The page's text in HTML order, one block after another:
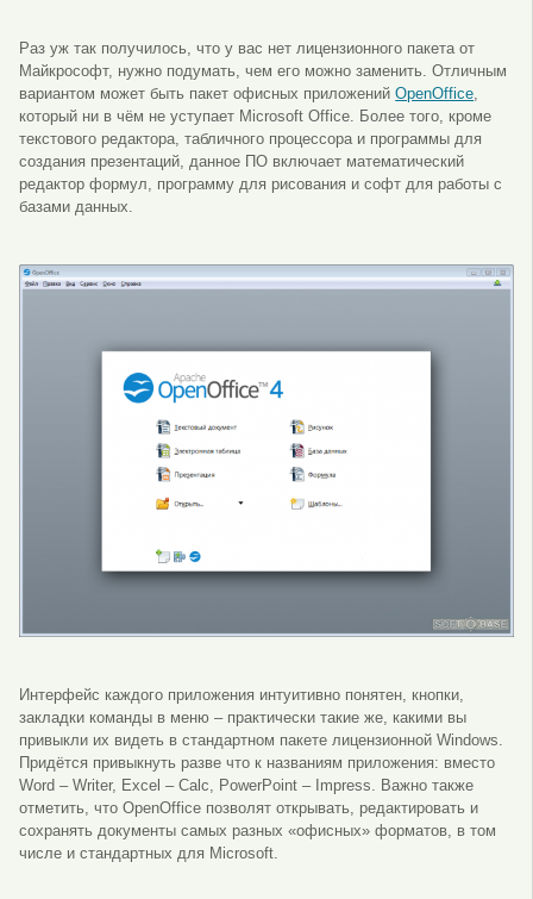
Раз уж так получилось, что у вас нет лицензионного пакета от
Майкрософт, нужно подумать, чем его можно заменить. Отличным
вариантом может быть пакет офисных приложенийOpenOffice,
который ни в чём не уступает Microsoft Office. Более того, кроме
текстового редактора, табличного процессора и программы для
создания презентаций, данное ПО включает математический
редактор формул, программу для рисования и софт для работы с
базами данных.
Интерфейс каждого приложения интуитивно понятен, кнопки,
закладки команды в меню – практически такие же, какими вы
привыкли их видеть в стандартном пакете лицензионной Windows.
Придётся привыкнуть разве что к названиям приложения: вместо
Word – Writer, Excel – Calc, PowerPoint – Impress. Важно также
отметить, что OpenOffice позволят открывать, редактировать и
сохранять документы самых разных «офисных» форматов, в том
числе и стандартных для Microsoft.